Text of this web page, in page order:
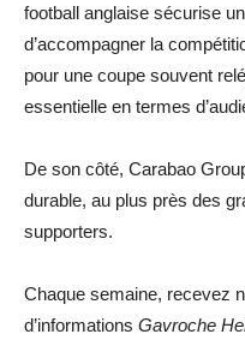
football anglaise sécurise
d’accompagner la
pour une coupe souvent
essentielle en termes
De son côté, Carabao
durable, au plus près des
supporters.
Chaque semaine, recevez
d’informations Gavroche